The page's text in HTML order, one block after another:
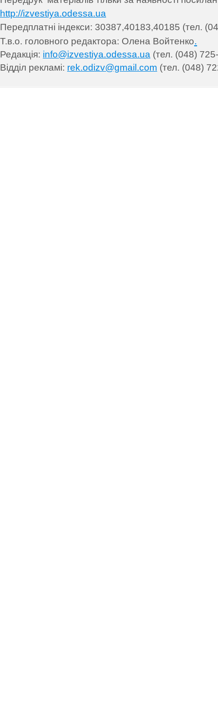
http://izvestiya.odessa.ua
Передплатні індекси: 30387,40183,40185 (тел.
Т.в.о. головного редактора: Олена Войтенко.
Редакція: info@izvestiya.odessa.ua (тел. (048)
Відділ рекламі: rek.odizv@gmail.com (тел. (048)